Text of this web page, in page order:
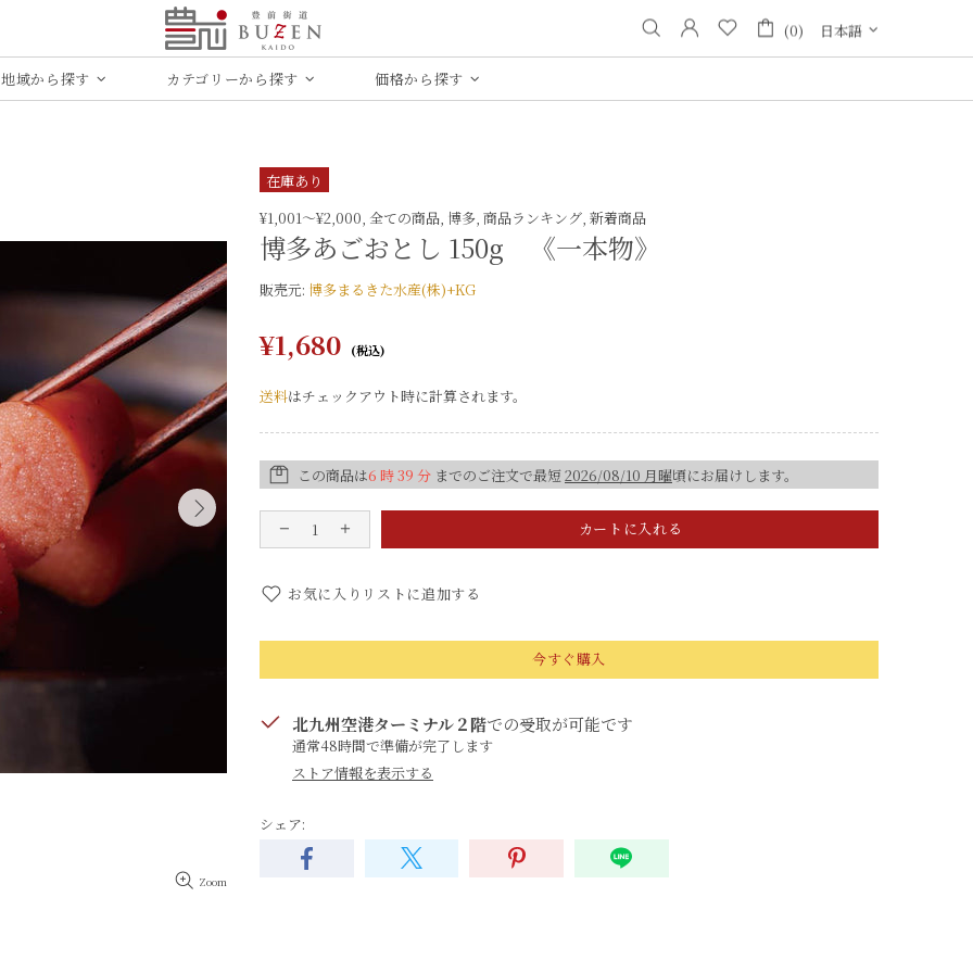
(0) 日本語
地域から探す カテゴリーから探す 価格から探す
Zoom
在庫あり
¥1,001〜¥2,000, 全ての商品, 博多, 商品ランキング, 新着商品
博多あ​ごおとし 150g 《一本物》
販売元: 博多まるきた水産(株)+KG
¥1,680
送料はチェックアウト時に計算されます。
この商品は6 時 39 分 までのご注文で最短2026/08/10 月曜頃にお届けします。
カートに入れる
お気に入りリストに追加する
今すぐ購入
北九州空港ターミナル２階での受取が可能です
通常48時間で準備が完了します
ストア情報を表示する
シェア: